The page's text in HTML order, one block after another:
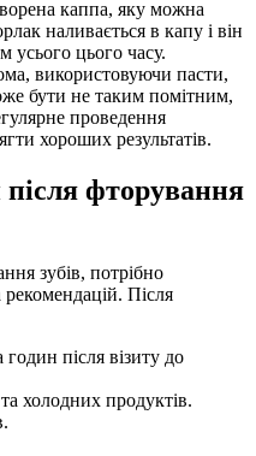
каппа, яку можна
наливається в капу і він
усього цього часу.
використовуючи пасти,
бути не таким помітним,
проведення
хороших результатів.
фторування
зубів, потрібно
Після
після візиту до
холодних продуктів.